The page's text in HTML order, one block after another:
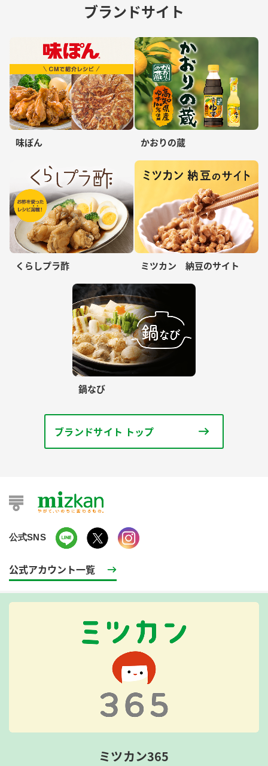
ブランドサイト
味ぽん かおりの蔵
くらしプラ酢 ミツカン 納豆のサイト
鍋なび
ブランドサイト トップ
公式SNS
公式アカウント一覧
ミツカン365